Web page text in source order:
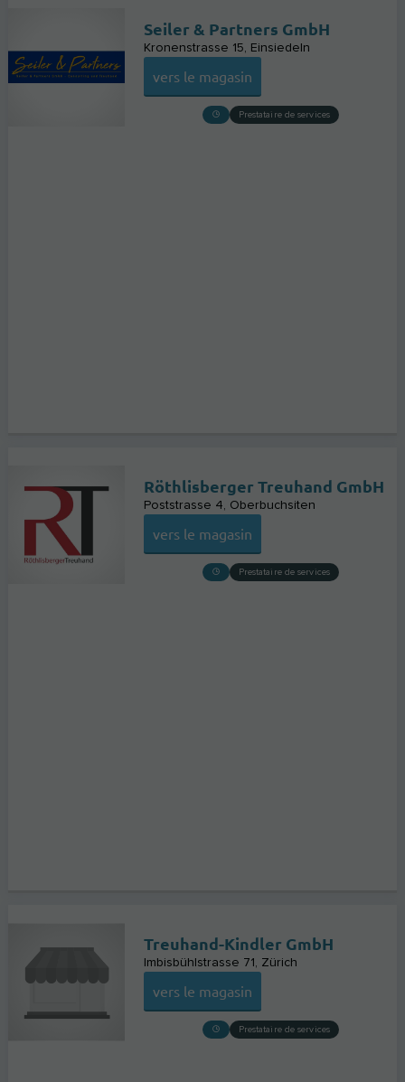
Seiler & Partners GmbH
Kronenstrasse 15 Einsiedeln
vers le magasin
Prestataire de services
Röthlisberger Treuhand GmbH
Poststrasse 4 Oberbuchsiten
vers le magasin
Prestataire de services
Treuhand-Kindler GmbH
Imbisbühlstrasse 71 Zürich
vers le magasin
Prestataire de services